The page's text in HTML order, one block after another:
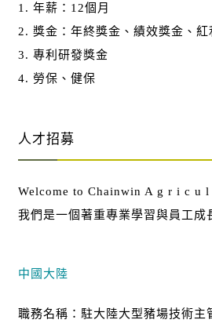
1. 年薪：12個月
2. 獎金：年終獎金、績效獎金、
3. 專利研發獎金
4. 勞保、健保
人才招募
Welcome to Chainwin A g r i c u
我們是一個著重專業學習與員工成
中國大陸
職務名稱：駐大陸大型豬場技術主